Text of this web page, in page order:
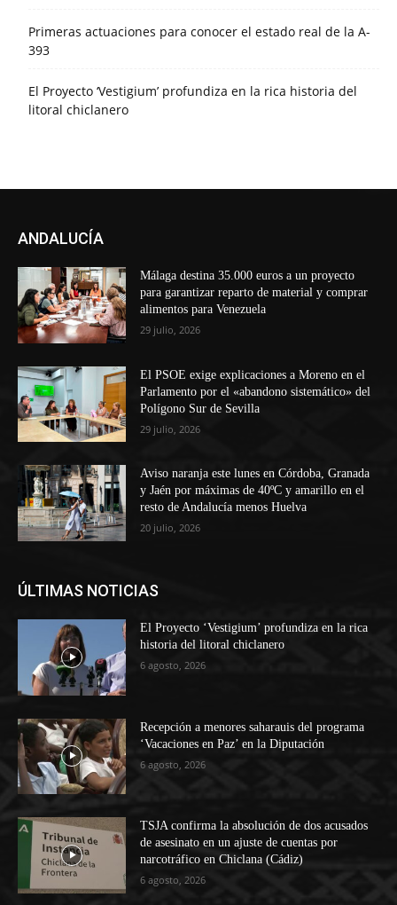
Primeras actuaciones para conocer el estado real de la A-
393
El Proyecto ‘Vestigium’ profundiza en la rica historia del
litoral chiclanero
ANDALUCÍA
Málaga destina 35.000 euros a un proyecto
para garantizar reparto de material y comprar
alimentos para Venezuela
29 julio, 2026
El PSOE exige explicaciones a Moreno en el
Parlamento por el «abandono sistemático» del
Polígono Sur de Sevilla
29 julio, 2026
Aviso naranja este lunes en Córdoba, Granada
y Jaén por máximas de 40ºC y amarillo en el
resto de Andalucía menos Huelva
20 julio, 2026
ÚLTIMAS NOTICIAS
El Proyecto ‘Vestigium’ profundiza en la rica
historia del litoral chiclanero
6 agosto, 2026
Recepción a menores saharauis del programa
‘Vacaciones en Paz’ en la Diputación
6 agosto, 2026
TSJA confirma la absolución de dos acusados
de asesinato en un ajuste de cuentas por
narcotráfico en Chiclana (Cádiz)
6 agosto, 2026